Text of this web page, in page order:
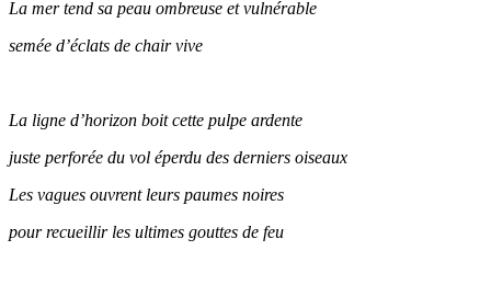
La mer tend sa peau ombreuse et vulnérable
semée d’éclats de chair vive
La ligne d’horizon boit cette pulpe ardente
juste perforée du vol éperdu des derniers oiseaux
Les vagues ouvrent leurs paumes noires
pour recueillir les ultimes gouttes de feu